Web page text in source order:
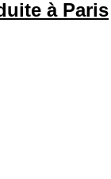
à Paris